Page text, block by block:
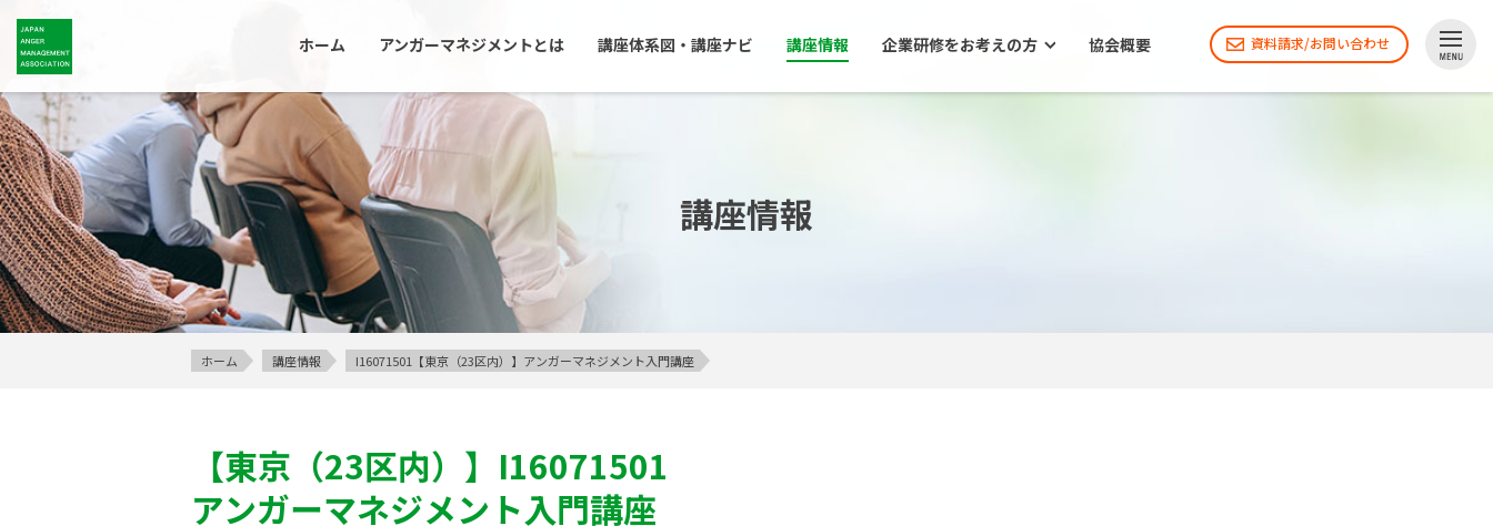
ホーム アンガーマネジメントとは 講座体系図・講座ナビ 講座情報 企業研修をお考えの方 協会概要 資料請求/お問い合わせ
講座情報
ホーム 講座情報 I16071501【東京（23区内）】アンガーマネジメント入門講座
【東京（23区内）】 I16071501
アンガーマネジメント入門講座